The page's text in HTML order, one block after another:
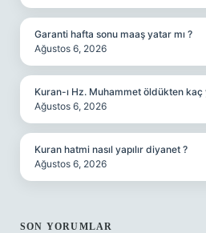
Garanti hafta sonu maaş yatar mı ?
Ağustos 6, 2026
Kuran-ı Hz. Muhammet öldükten kaç
Ağustos 6, 2026
Kuran hatmi nasıl yapılır diyanet ?
Ağustos 6, 2026
SON YORUMLAR